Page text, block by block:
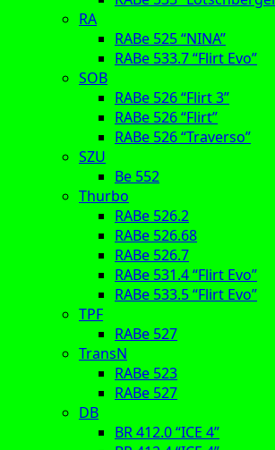
RA
RABe 525 “NINA”
RABe 533.7 “Flirt Evo”
SOB
RABe 526 “Flirt 3”
RABe 526 “Flirt”
RABe 526 “Traverso”
SZU
Be 552
Thurbo
RABe 526.2
RABe 526.68
RABe 526.7
RABe 531.4 “Flirt Evo”
RABe 533.5 “Flirt Evo”
TPF
RABe 527
TransN
RABe 523
RABe 527
DB
BR 412.0 “ICE 4”